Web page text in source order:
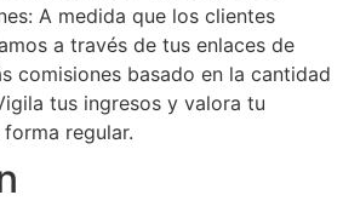
A medida que los clientes
a través de tus enlaces de
comisiones basado en la cantidad
tus ingresos y valora tu
regular.